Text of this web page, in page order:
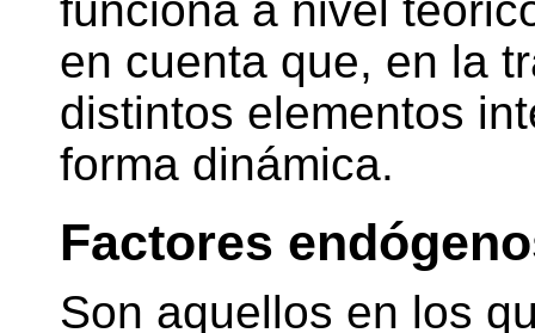
en cuenta que, en la
distintos elementos
forma dinámica.
Factores
Son aquellos en los